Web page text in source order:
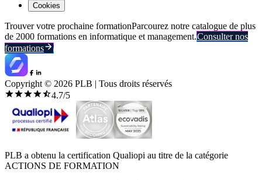
Cookies
Trouver votre prochaine formationParcourez notre catalogue de plus
de 2000 formations en informatique et management.Consulter nos
formations
Copyright © 2026 PLB | Tous droits réservés
4.7/5
PLB a obtenu la certification Qualiopi au titre de la catégorie
ACTIONS DE FORMATION